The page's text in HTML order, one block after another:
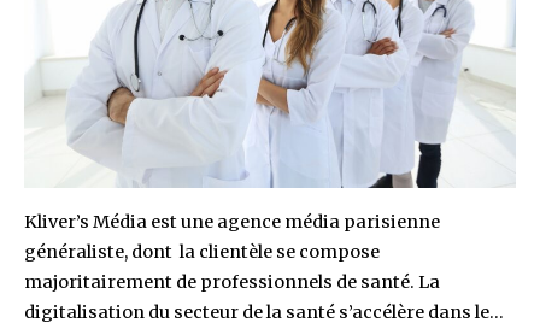
Kliver’s Média est une agence média parisienne
généraliste, dont la clientèle se compose
majoritairement de professionnels de santé. La
digitalisation du secteur de la santé s’accélère dans le…